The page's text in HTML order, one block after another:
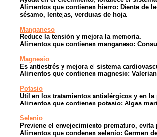
Alimentos que contienen hierro: Diente de
sésamo, lentejas, verduras de hoja.
Manganeso
Reduce la tensión y mejora la memoria.
Alimentos que contienen manganeso:
Magnesio
Es antiestrés y mejora el sistema
Alimentos que contienen magnesio:
Potasio
Util en los tratamientos antialérgicos y en
Alimentos que contienen potasio: Algas
Selenio
Previene el envejecimiento prematuro,
Alimentos que condenen selenío: Germen